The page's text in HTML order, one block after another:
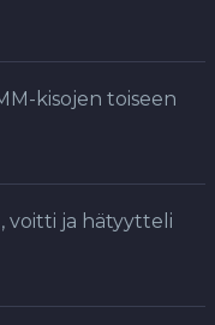
kisojen toiseen
voitti ja hätyytteli